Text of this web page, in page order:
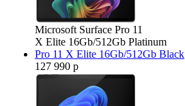
Microsoft Surface Pro 11
X Elite 16Gb/512Gb Platinum
Pro 11 X Elite 16Gb/512Gb Black
127 990 р